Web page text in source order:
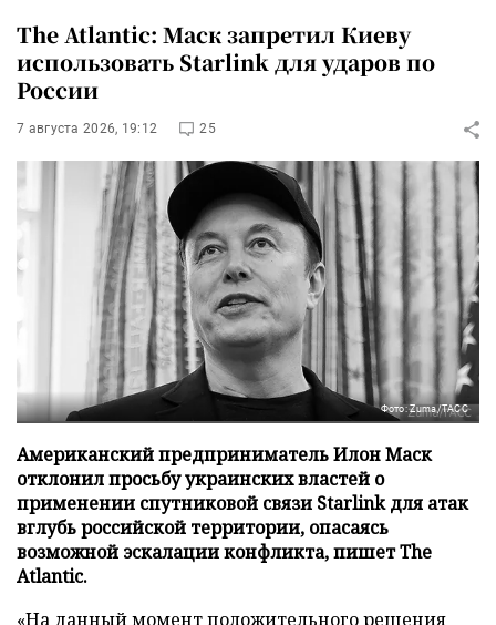
The Atlantic: Маск запретил Киеву
использовать Starlink для ударов по
России
7 августа 2026, 19:12 25
Фото: Zuma/ТАСС
Американский предприниматель Илон Маск
отклонил просьбу украинских властей о
применении спутниковой связи Starlink для атак
вглубь российской территории, опасаясь
возможной эскалации конфликта, пишет The
Atlantic.
«На данный момент положительного решения